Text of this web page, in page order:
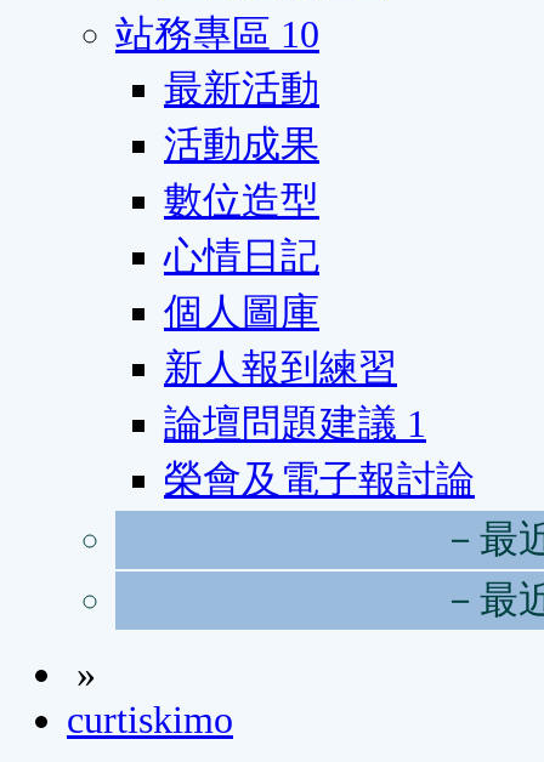
站務專區 10
最新活動
活動成果
數位造型
心情日記
個人圖庫
新人報到練習
論壇問題建議 1
榮會及電子報討論
－最
－最
»
curtiskimo